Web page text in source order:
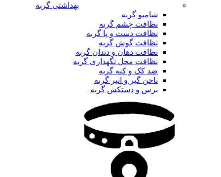
بهداشتی گربه
شامپو گربه
نظافت چشم گربه
نظافت دست و پا گربه
نظافت گوش گربه
نظافت دهان و دندان گربه
نظافت محل نگهداری گربه
ضد کک و کنه گربه
ناخن گیر و انبر گربه
برس و دستکش گربه